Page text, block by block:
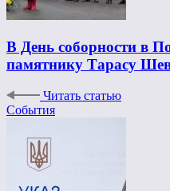
В День соборности в
памятнику Тарасу
Читать статью
События